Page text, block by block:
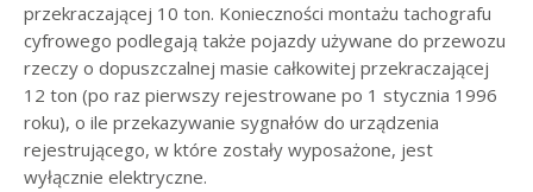
przekraczającej 10 ton. Konieczności montażu tachografu
cyfrowego podlegają także pojazdy używane do przewozu
rzeczy o dopuszczalnej masie całkowitej przekraczającej
12 ton (po raz pierwszy rejestrowane po 1 stycznia 1996
roku), o ile przekazywanie sygnałów do urządzenia
rejestrującego, w które zostały wyposażone, jest
wyłącznie elektryczne.